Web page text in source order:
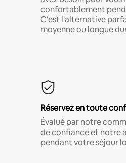
confortablement
C'est l'alternative
moyenne ou longue
Réservez en toute
Évalué par notre
de confiance et notre
pendant votre séjour